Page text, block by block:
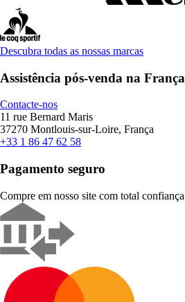
Descubra todas as nossas marcas
Assistência pós-venda na França
Contacte-nos
11 rue Bernard Maris
37270 Montlouis-sur-Loire, França
+33 1 86 47 62 58
Pagamento seguro
Compre em nosso site com total confiança